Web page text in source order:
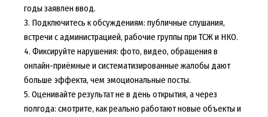
годы заявлен ввод.
3. Подключитесь к обсуждениям: публичные слушания,
встречи с администрацией, рабочие группы при ТСЖ и НКО.
4. Фиксируйте нарушения: фото, видео, обращения в
онлайн-приёмные и систематизированные жалобы дают
больше эффекта, чем эмоциональные посты.
5. Оценивайте результат не в день открытия, а через
полгода: смотрите, как реально работают новые объекты и